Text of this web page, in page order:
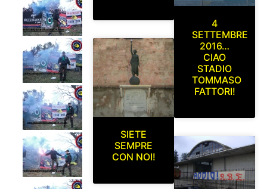
SIETE
SEMPRE
CON NOI!
4
SETTEMBRE
2016…
CIAO
STADIO
TOMMASO
FATTORI!